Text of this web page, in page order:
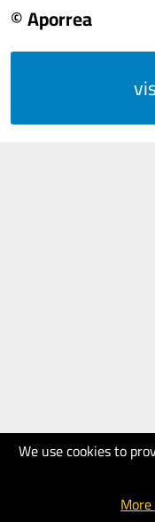
We use cookies to
© Aporrea